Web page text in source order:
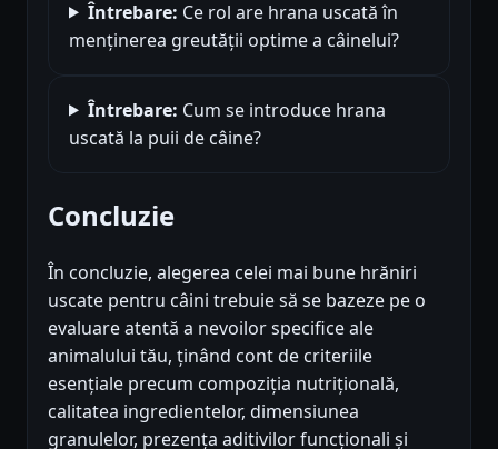
Întrebare: Ce rol are hrana uscată în
menținerea greutății optime a câinelui?
Întrebare: Cum se introduce hrana
uscată la puii de câine?
Concluzie
În concluzie, alegerea celei mai bune hrăniri
uscate pentru câini trebuie să se bazeze pe o
evaluare atentă a nevoilor specifice ale
animalului tău, ținând cont de criteriile
esențiale precum compoziția nutrițională,
calitatea ingredientelor, dimensiunea
granulelor, prezența aditivilor funcționali și